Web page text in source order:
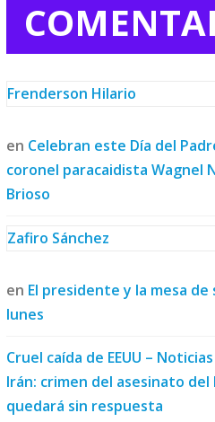
Frenderson Hilario
en Celebran este Día del
coronel paracaidista Wagnel
Brioso
Zafiro Sánchez
en El presidente y la mesa
lunes
Cruel caída de EEUU –
Irán: crimen del asesinato del
quedará sin respuesta